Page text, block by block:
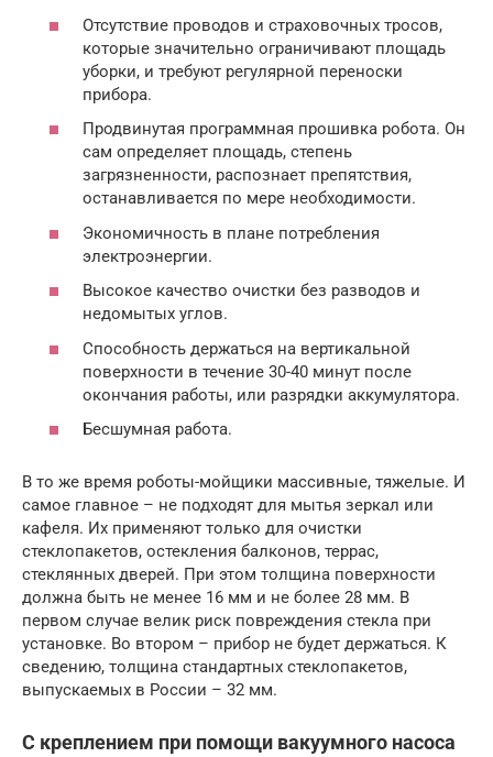
Отсутствие проводов и страховочных тросов,
которые значительно ограничивают площадь
уборки, и требуют регулярной переноски
прибора.
Продвинутая программная прошивка робота. Он
сам определяет площадь, степень
загрязненности, распознает препятствия,
останавливается по мере необходимости.
Экономичность в плане потребления
электроэнергии.
Высокое качество очистки без разводов и
недомытых углов.
Способность держаться на вертикальной
поверхности в течение 30-40 минут после
окончания работы, или разрядки аккумулятора.
Бесшумная работа.
В то же время роботы-мойщики массивные, тяжелые. И
самое главное – не подходят для мытья зеркал или
кафеля. Их применяют только для очистки
стеклопакетов, остекления балконов, террас,
стеклянных дверей. При этом толщина поверхности
должна быть не менее 16 мм и не более 28 мм. В
первом случае велик риск повреждения стекла при
установке. Во втором – прибор не будет держаться. К
сведению, толщина стандартных стеклопакетов,
выпускаемых в России – 32 мм.
С креплением при помощи вакуумного насоса